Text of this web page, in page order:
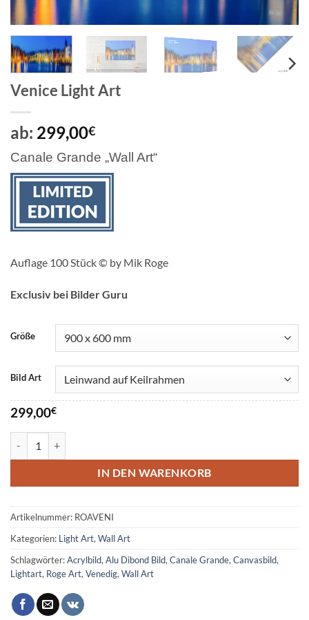
Venice Light Art
ab: 299,00€
Canale Grande „Wall Art“
Auflage 100 Stück © by Mik Roge
Exclusiv bei Bilder Guru
Größe
Bild Art
299,00€
IN DEN WARENKORB
Artikelnummer: ROAVENI
Kategorien: Light Art,Wall Art
Schlagwörter:Acrylbild,Alu Dibond Bild,Canale Grande,Canvasbild,
Lightart, Roge Art,Venedig,Wall Art